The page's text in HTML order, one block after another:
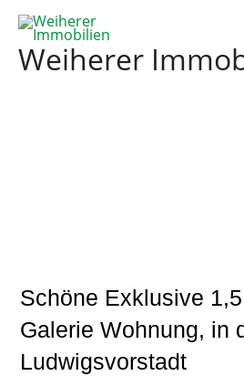
Zum
Inhalt
springen
Weiherer
Schöne Exklusive
Galerie Wohnung, in
Ludwigsvorstadt